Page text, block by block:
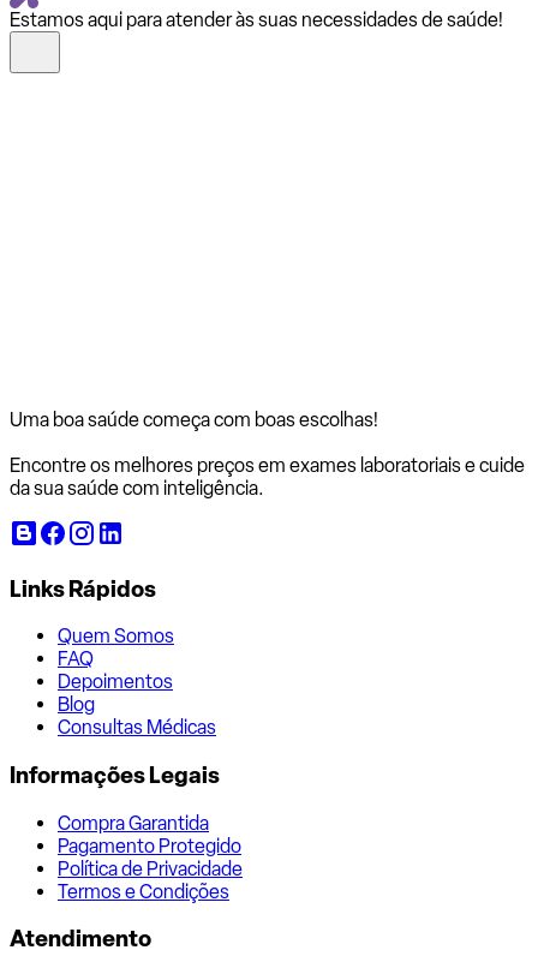
Estamos aqui para atender às suas necessidades de saúde!
Uma boa saúde começa com boas escolhas!
Encontre os melhores preços em exames laboratoriais e cuide
da sua saúde com inteligência.
Links Rápidos
Quem Somos
FAQ
Depoimentos
Blog
Consultas Médicas
Informações Legais
Compra Garantida
Pagamento Protegido
Política de Privacidade
Termos e Condições
Atendimento